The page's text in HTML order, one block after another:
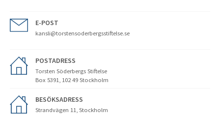
E-POST
kansli@torstensoderbergsstiftelse.se
POSTADRESS
Torsten Söderbergs Stiftelse
Box 5391, 102 49 Stockholm
BESÖKSADRESS
Strandvägen 11, Stockholm